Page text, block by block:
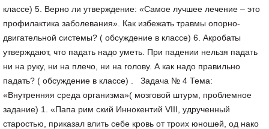
классе) 5. Верно ли утверждение: «Самое лучшее лечение – это
профилактика заболевания». Как избежать травмы опорно-
двигательной системы? ( обсуждение в классе) 6. Акробаты
утверждают, что падать надо уметь. При падении нельзя падать
ни на руку, ни на плечо, ни на голову. А как надо правильно
падать? ( обсуждение в классе) . Задача № 4 Тема:
«Внутренняя среда организма»( мозговой штурм, проблемное
задание) 1. «Папа рим ский Иннокентий VIII, удрученный
старостью, приказал влить себе кровь от троих юношей, од нако